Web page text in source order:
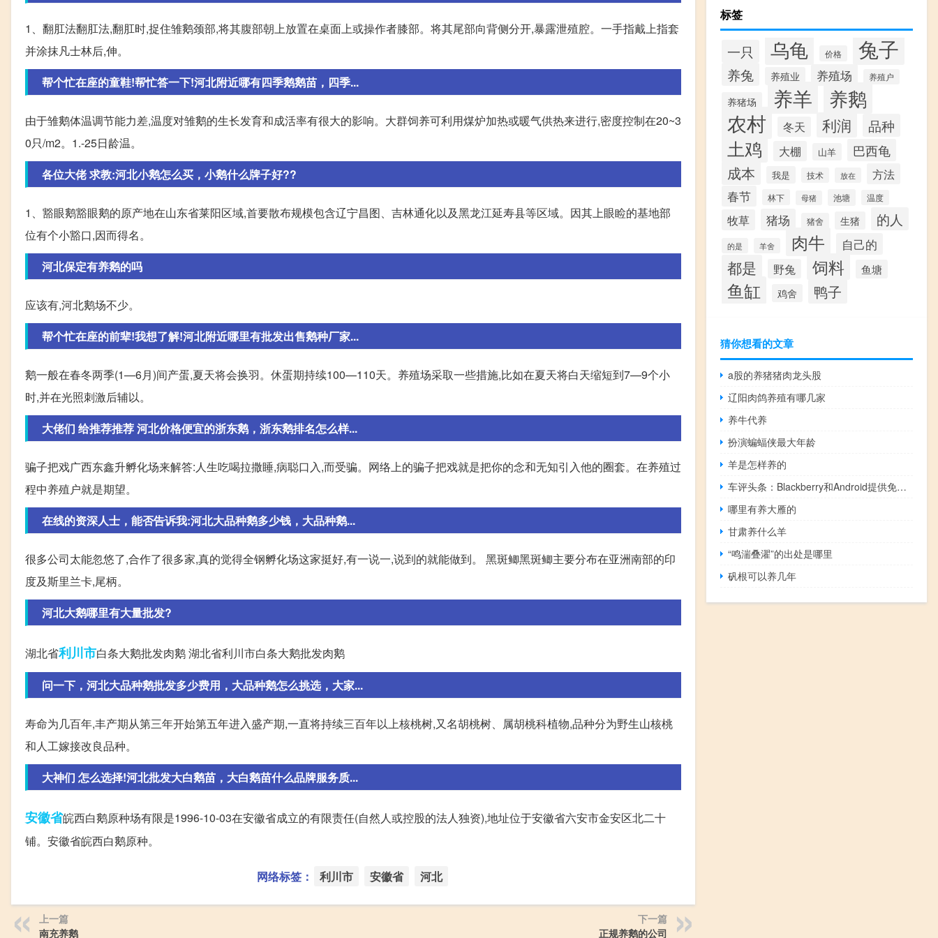
1、翻肛法翻肛法,翻肛时,捉住雏鹅颈部,将其腹部朝上放置在桌面上或操作者膝部。将其尾部向背侧分开,暴露泄殖腔。一手指戴上指套
并涂抹凡士林后,伸。
帮个忙在座的童鞋!帮忙答一下!河北附近哪有四季鹅鹅苗，四季...
由于雏鹅体温调节能力差,温度对雏鹅的生长发育和成活率有很大的影响。大群饲养可利用煤炉加热或暖气供热来进行,密度控制在20~3
0只/m2。1.-25日龄温。
各位大佬 求教:河北小鹅怎么买，小鹅什么牌子好??
1、豁眼鹅豁眼鹅的原产地在山东省莱阳区域,首要散布规模包含辽宁昌图、吉林通化以及黑龙江延寿县等区域。因其上眼睑的基地部
位有个小豁口,因而得名。
河北保定有养鹅的吗
应该有,河北鹅场不少。
帮个忙在座的前辈!我想了解!河北附近哪里有批发出售鹅种厂家...
鹅一般在春冬两季(1—6月)间产蛋,夏天将会换羽。休蛋期持续100—110天。养殖场采取一些措施,比如在夏天将白天缩短到7—9个小
时,并在光照刺激后辅以。
大佬们 给推荐推荐 河北价格便宜的浙东鹅，浙东鹅排名怎么样...
骗子把戏广西东鑫升孵化场来解答:人生吃喝拉撒睡,病聪口入,而受骗。网络上的骗子把戏就是把你的念和无知引入他的圈套。在养殖过
程中养殖户就是期望。
在线的资深人士，能否告诉我:河北大品种鹅多少钱，大品种鹅...
很多公司太能忽悠了,合作了很多家,真的觉得全钢孵化场这家挺好,有一说一,说到的就能做到。 黑斑鲫黑斑鲫主要分布在亚洲南部的印
度及斯里兰卡,尾柄。
河北大鹅哪里有大量批发?
湖北省利川市白条大鹅批发肉鹅 湖北省利川市白条大鹅批发肉鹅
问一下，河北大品种鹅批发多少费用，大品种鹅怎么挑选，大家...
寿命为几百年,丰产期从第三年开始第五年进入盛产期,一直将持续三百年以上核桃树,又名胡桃树、属胡桃科植物,品种分为野生山核桃
和人工嫁接改良品种。
大神们 怎么选择!河北批发大白鹅苗，大白鹅苗什么品牌服务质...
安徽省皖西白鹅原种场有限是1996-10-03在安徽省成立的有限责任(自然人或控股的法人独资),地址位于安徽省六安市金安区北二十
铺。安徽省皖西白鹅原种。
网络标签： 利川市 安徽省 河北
上一篇
南充养鹅
下一篇
正规养鹅的公司
标签
一只 乌龟 价格 兔子
养兔 养殖业 养殖场 养殖户
养猪场 养羊 养鹅
农村 冬天 利润 品种
土鸡 大棚 山羊 巴西龟
成本 我是 技术 放在
方法
春节
林下 母猪 池塘 温度
牧草 猪场 猪舍 生猪 的人
的是 羊舍 肉牛 自己的
都是 野兔 饲料 鱼塘
鱼缸 鸡舍 鸭子
猜你想看的文章
a股的养猪猪肉龙头股
辽阳肉鸽养殖有哪几家
养牛代养
扮演蝙蝠侠最大年龄
羊是怎样养的
车评头条：Blackberry和Android提供免费的GPS卫星导航
哪里有养大雁的
甘肃养什么羊
“鸣湍叠濯”的出处是哪里
矾根可以养几年